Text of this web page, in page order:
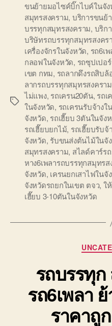
Tags
ขนย้ายมอไซค์บิ๊กไบค์ในจั
สมุทรสงคราม, บริการขนย้
บรรทุกสมุทรสงคราม, บริก
บริษัทรถบรรทุกสมุทรสงคร
เครื่องจักรในจังหวัด, รถ6เ
กลอฟในจังหวัด, รถซุปเปอ
เขต กทม, รถลากดึงรถสิบล้
ลากรถบรรทุกสมุทรสงคราม
ไม่แพง, รถเครน20ตัน, รถเ
ในจังหวัด, รถเครนรับจ้างใ
จังหวัด, รถเฮี๊ยบ 3ตันในจัง
รถเฮี๊ยบยกไม้, รถเฮี๊ยบรับจ้
จังหวัด, รับขนส่งต้นไม้ในจั
สมุทรสงคราม, สไลด์คาร์ร
หาง6เพลารถบรรทุกสมุทรส
จังหวัด, เครนยกเสาไฟในจั
จังหวัดรถยกในเขต ตจว, ใ
เฮี๊ยบ 3-10ตันในจังหวัด
รถบรรทุ
รถ6เพลา
ราคาถู